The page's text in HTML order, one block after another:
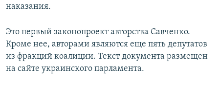
наказания.
Это первый законопроект авторства Савченко.
Кроме нее, авторами являются еще пять депутатов
из фракций коалиции. Текст документа размещен
на сайте украинского парламента.